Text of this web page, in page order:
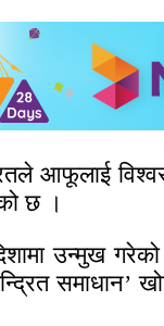
आफूलाई
छ ।
उन्मुख
समाधान’